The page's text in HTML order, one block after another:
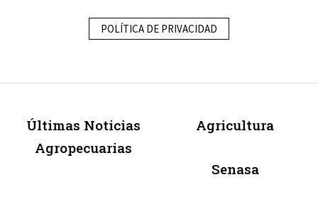
POLÍTICA DE PRIVACIDAD
Últimas Noticias
Agropecuarias
Agricultura
Senasa